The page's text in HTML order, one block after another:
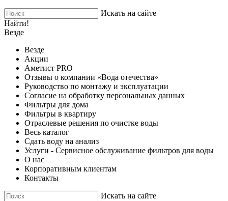
Искать на сайте
Найти!
Везде
Везде
Акции
Аметист PRO
Отзывы о компании «Вода отечества»
Руководство по монтажу и эксплуатации
Согласие на обработку персональных данных
Фильтры для дома
Фильтры в квартиру
Отраслевые решения по очистке воды
Весь каталог
Сдать воду на анализ
Услуги - Сервисное обслуживание фильтров для воды
О нас
Корпоративным клиентам
Контакты
Искать на сайте